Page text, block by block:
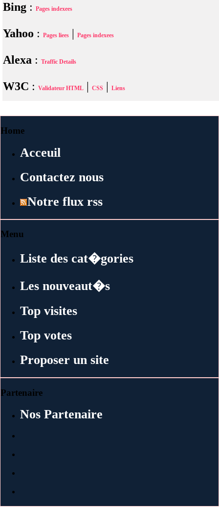
Bing : Pages indexees
Yahoo : Pages liees Pages indexees
Alexa : Traffic Details
W3C : Validateur HTML CSS Liens
Home
Acceuil
Contactez nous
Notre flux rss
Menu
Liste des cat�gories
Les nouveaut�s
Top visites
Top votes
Proposer un site
Partenaire
Nos Partenaire